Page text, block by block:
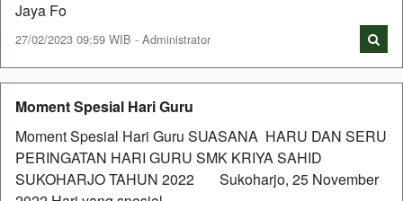
Jaya Fo
27/02/2023 09:59 WIB - Administrator
Moment Spesial Hari Guru
Moment Spesial Hari Guru SUASANA HARU DAN SERU
PERINGATAN HARI GURU SMK KRIYA SAHID
SUKOHARJO TAHUN 2022 Sukoharjo, 25 November